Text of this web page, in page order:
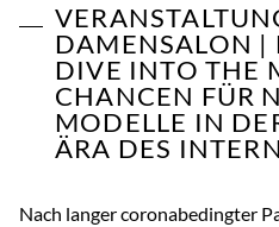
DAMENSALON |
DIVE INTO THE
CHANCEN FÜR
MODELLE IN
ÄRA DES
Nach langer coronabedingter